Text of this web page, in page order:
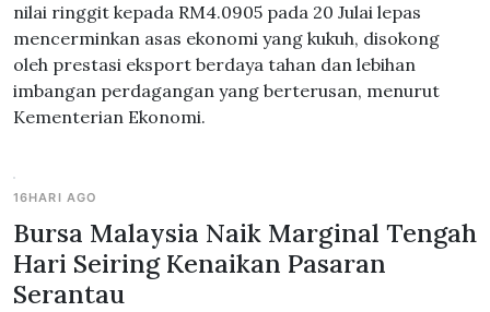
nilai ringgit kepada RM4.0905 pada 20 Julai lepas
mencerminkan asas ekonomi yang kukuh, disokong
oleh prestasi eksport berdaya tahan dan lebihan
imbangan perdagangan yang berterusan, menurut
Kementerian Ekonomi.
16HARI AGO
Bursa Malaysia Naik Marginal Tengah
Hari Seiring Kenaikan Pasaran
Serantau